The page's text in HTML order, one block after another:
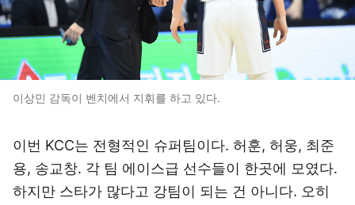
이상민 감독이 벤치에서 지휘를 하고 있다.
이번 KCC는 전형적인 슈퍼팀이다. 허훈, 허웅, 최준
용, 송교창. 각 팀 에이스급 선수들이 한곳에 모였다.
하지만 스타가 많다고 강팀이 되는 건 아니다. 오히